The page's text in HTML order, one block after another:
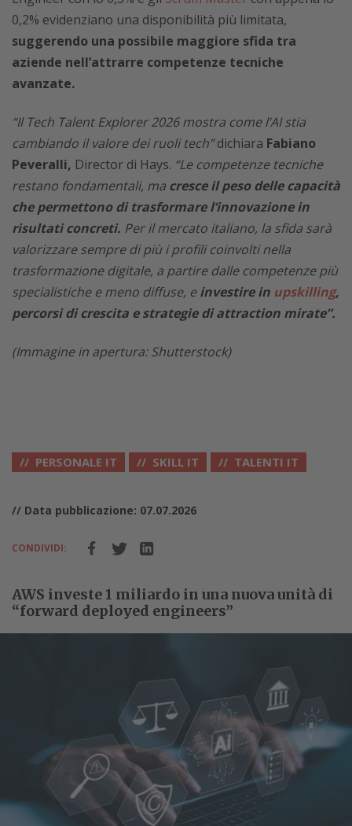
0,2% evidenziano una disponibilità più limitata,
suggerendo una possibile maggiore sfida tra
aziende nell’attrarre competenze tecniche
avanzate.
“Il Tech Talent Explorer 2026 mostra come l’AI stia
cambiando il valore dei ruoli tech”dichiara Fabiano
Peveralli, Director di Hays. “Le competenze tecniche
restano fondamentali, ma cresce il peso delle capacità
che permettono di trasformare l’innovazione in
risultati concreti. Per il mercato italiano, la sfida sarà
valorizzare sempre di più i profili coinvolti nella
trasformazione digitale, a partire dalle competenze più
specialistiche e meno diffuse, einvestire in upskilling,
percorsi di crescita e strategie di attraction mirate”.
(Immagine in apertura: Shutterstock)
PERSONALE IT SKILL IT TALENTI IT
// Data pubblicazione: 07.07.2026
CONDIVIDI:
AWS investe 1 miliardo in una nuova unità di
“forward deployed engineers”